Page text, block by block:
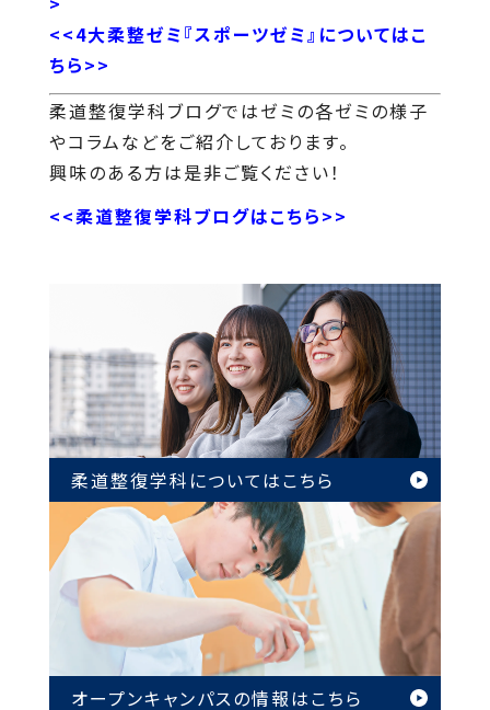
<<4大柔整ゼミ『スポーツゼミ』についてはこ
ちら>>
柔道整復学科ブログではゼミの各ゼミの様子
やコラムなどをご紹介しております。
興味のある方は是非ご覧ください！
<<柔道整復学科ブログはこちら>>
柔道整復学科についてはこちら
オープンキャンパスの情報はこちら